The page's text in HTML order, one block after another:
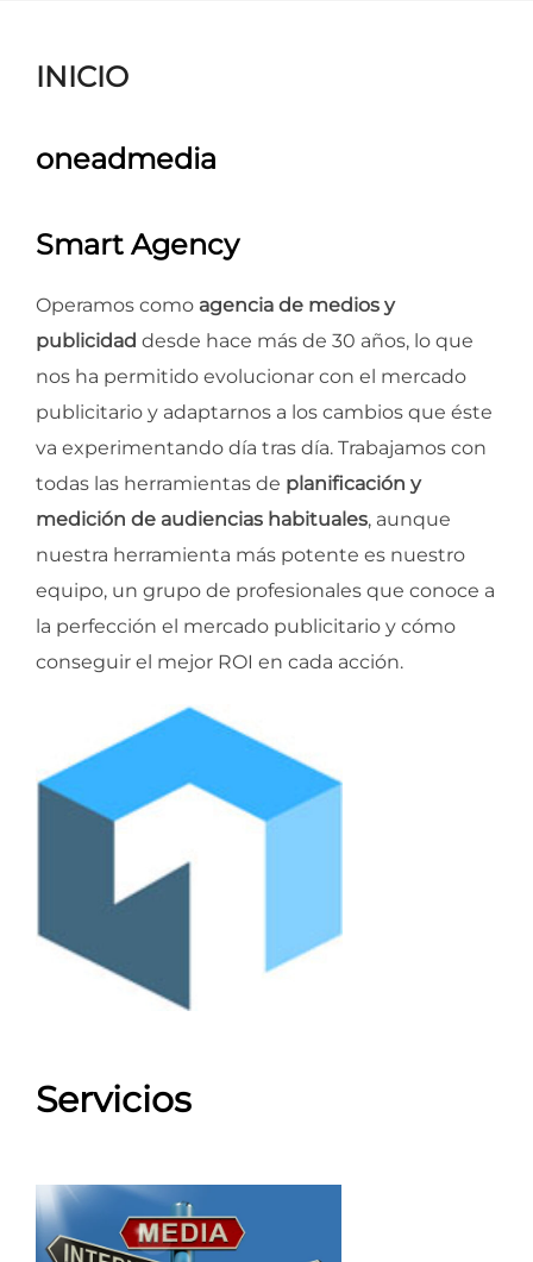
INICIO
oneadmedia
Smart Agency
Operamos como agencia de medios y
publicidad desde hace más de 30 años, lo que
nos ha permitido evolucionar con el mercado
publicitario y adaptarnos a los cambios que éste
va experimentando día tras día. Trabajamos con
todas las herramientas de planificación y
medición de audiencias habituales, aunque
nuestra herramienta más potente es nuestro
equipo, un grupo de profesionales que conoce a
la perfección el mercado publicitario y cómo
conseguir el mejor ROI en cada acción.
Servicios